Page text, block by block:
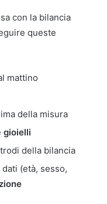
con la bilancia
queste
mattino
della misura
gioielli
della bilancia
(età, sesso,